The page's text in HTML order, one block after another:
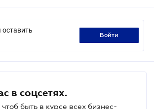
оставить
войти
в соцсетях.
быть в курсе всех бизнес-